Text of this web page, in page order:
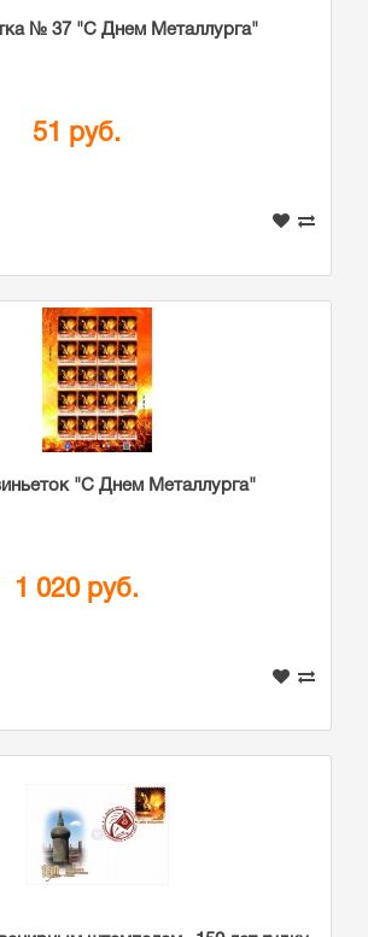
№ 37 "С Днем Металлурга"
51 руб.
"С Днем Металлурга"
1 020 руб.